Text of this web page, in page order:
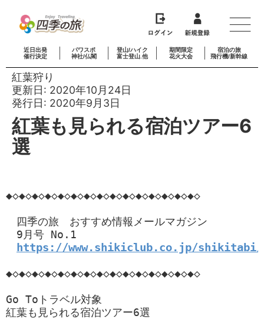
近日出発
催行決定
パワスポ
神社/仏閣
登山/ハイク
富士登山.他
期間限定
花火大会
宿泊の旅
飛行機/新幹線
紅葉狩り
更新日: 2020年10月24日
発行日: 2020年9月3日
紅葉も見られる宿泊ツアー6
選
◆◇◆◇◆◇◆◇◆◇◆◇◆◇◆◇◆◇◆◇◆◇◆◇◆◇◆◇◆◇
四季の旅　おすすめ情報メールマガジン
9月号 No.1
https://www.shikiclub.co.jp/shikitabi/
◆◇◆◇◆◇◆◇◆◇◆◇◆◇◆◇◆◇◆◇◆◇◆◇◆◇◆◇◆◇
Go Toトラベル対象
紅葉も見られる宿泊ツアー6選